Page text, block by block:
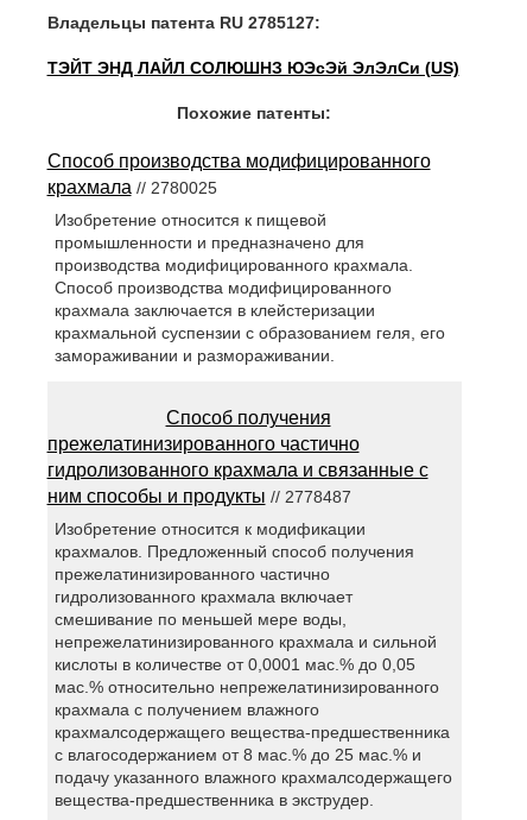
Владельцы патента RU 2785127:
ТЭЙТ ЭНД ЛАЙЛ СОЛЮШНЗ ЮЭсЭй ЭлЭлСи (US)
Похожие патенты:
Способ производства модифицированного
крахмала // 2780025
Изобретение относится к пищевой
промышленности и предназначено для
производства модифицированного крахмала.
Способ производства модифицированного
крахмала заключается в клейстеризации
крахмальной суспензии с образованием геля, его
замораживании и размораживании.
Способ получения
прежелатинизированного частично
гидролизованного крахмала и связанные с
ним способы и продукты // 2778487
Изобретение относится к модификации
крахмалов. Предложенный способ получения
прежелатинизированного частично
гидролизованного крахмала включает
смешивание по меньшей мере воды,
непрежелатинизированного крахмала и сильной
кислоты в количестве от 0,0001 мас.% до 0,05
мас.% относительно непрежелатинизированного
крахмала с получением влажного
крахмалсодержащего вещества-предшественника
с влагосодержанием от 8 мас.% до 25 мас.% и
подачу указанного влажного крахмалсодержащего
вещества-предшественника в экструдер.